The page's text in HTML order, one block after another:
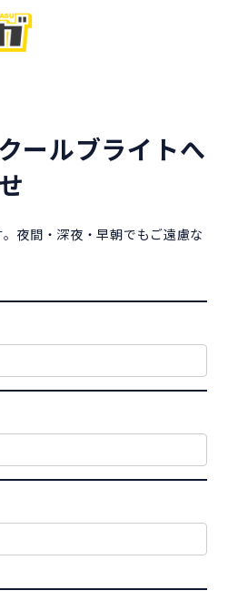
ールブライトへ
夜間・深夜・早朝でもご遠慮な